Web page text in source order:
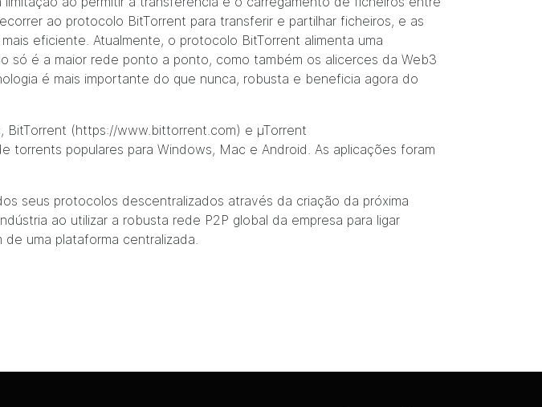
ao protocolo BitTorrent para transferir e partilhar ficheiros, e as
eficiente. Atualmente, o protocolo BitTorrent alimenta uma
só é a maior rede ponto a ponto, como também os alicerces da Web3
é mais importante do que nunca, robusta e beneficia agora do
BitTorrent (https://www.bittorrent.com) e µTorrent
torrents populares para Windows, Mac e Android. As aplicações foram
seus protocolos descentralizados através da criação da próxima
ao utilizar a robusta rede P2P global da empresa para ligar
uma plataforma centralizada.